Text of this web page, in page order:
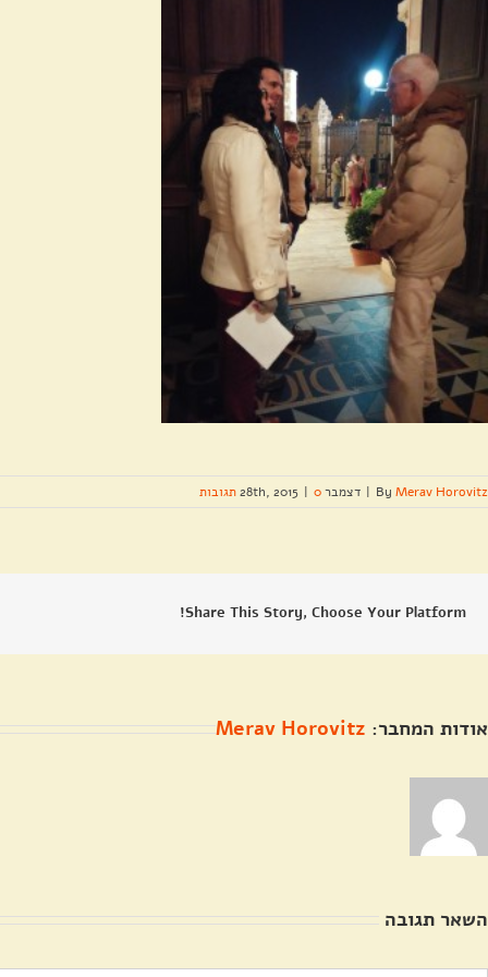
By Merav Horovitz
| דצמבר 28th, 2015 | 0 תגובות
Share This Story, Choose Your Platform!
אודות המחבר: Merav Horovitz
השאר תגובה